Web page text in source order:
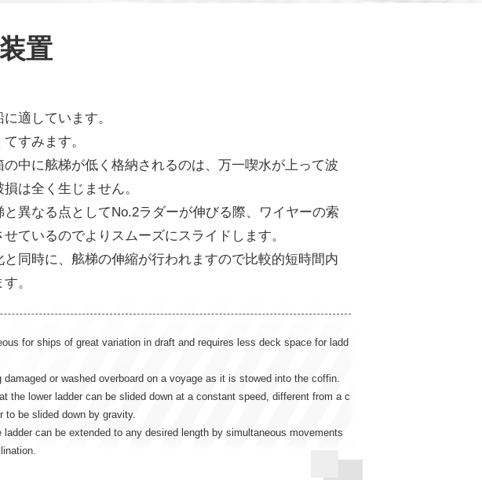
置
適しています。
すみます。
の中に舷梯が低く格納されるのは、万一喫水が上って波
は全く生じません。
異なる点としてNo.2ラダーが伸びる際、ワイヤーの索
ているのでよりスムーズにスライドします。
同時に、舷梯の伸縮が行われますので比較的短時間内
。
for ships of great variation in draft and requires less deck space for ladd
damaged or washed overboard on a voyage as it is stowed into the coffin.
the lower ladder can be slided down at a constant speed, different from a c
to be slided down by gravity.
ladder can be extended to any desired length by simultaneous movements